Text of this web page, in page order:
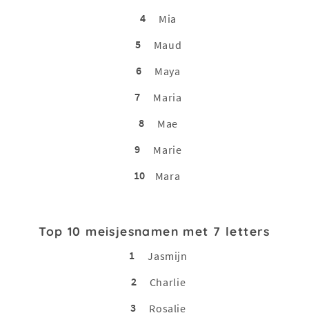
4
Mia
5
Maud
6
Maya
7
Maria
8
Mae
9
Marie
10
Mara
Top 10 meisjesnamen met 7 letters
1
Jasmijn
2
Charlie
3
Rosalie